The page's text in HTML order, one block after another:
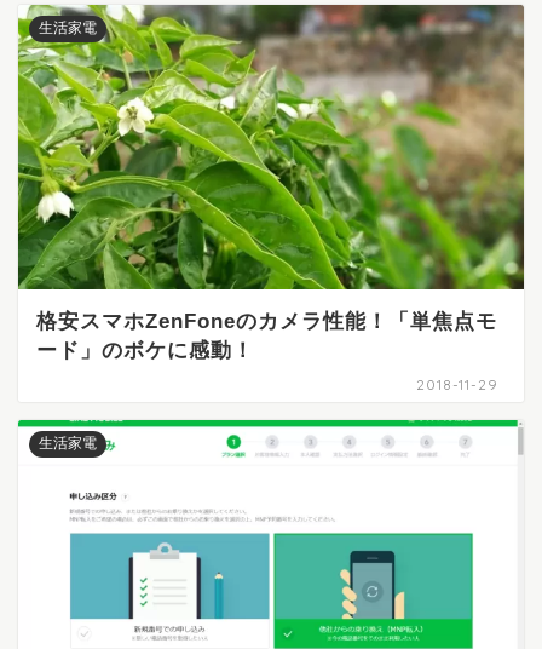
生活家電
格安スマホZenFoneのカメラ性能！「単焦点モ
ード」のボケに感動！
2018-11-29
生活家電